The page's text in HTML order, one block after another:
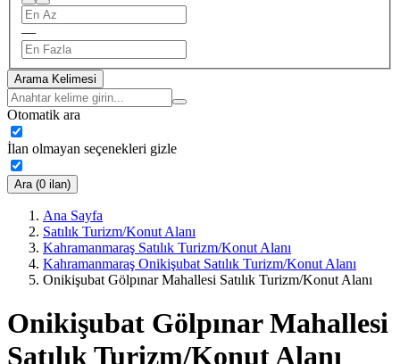
—
Arama Kelimesi
Otomatik ara
İlan olmayan seçenekleri gizle
Ara (0 ilan)
Ana Sayfa
Satılık Turizm/Konut Alanı
Kahramanmaraş Satılık Turizm/Konut Alanı
Kahramanmaraş Onikişubat Satılık Turizm/Konut Alanı
Onikişubat Gölpınar Mahallesi Satılık Turizm/Konut Alanı
Onikişubat Gölpınar Mahallesi
Satılık Turizm/Konut Alanı